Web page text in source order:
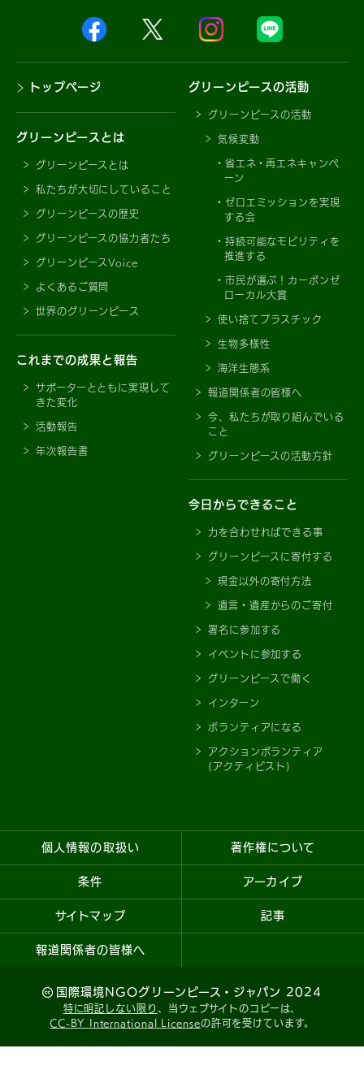
トップページ
グリーンピースとは
グリーンピースとは
私たちが大切にしていること
グリーンピースの歴史
グリーンピースの協力者たち
グリーンピースVoice
よくあるご質問
世界のグリーンピース
これまでの成果と報告
サポーターとともに実現して
きた変化
活動報告
年次報告書
グリーンピースの活動
グリーンピースの活動
気候変動
省エネ・再エネキャンペ
ーン
ゼロエミッションを実現
する会
持続可能なモビリティを
推進する
市民が選ぶ！カーボンゼ
ローカル大賞
使い捨てプラスチック
生物多様性
海洋生態系
報道関係者の皆様へ
今、私たちが取り組んでいる
こと
グリーンピースの活動方針
今日からできること
力を合わせればできる事
グリーンピースに寄付する
現金以外の寄付方法
遺言・遺産からのご寄付
署名に参加する
イベントに参加する
グリーンピースで働く
インターン
ボランティアになる
アクションボランティア
(アクティビスト)
個人情報の取扱い 著作権について
条件 アーカイブ
サイトマップ 記事
報道関係者の皆様へ
国際環境NGOグリーンピース・ジャパン 2024
特に明記しない限り 、当ウェブサイトのコピーは、
CC-BY International Licenseの許可を受けています。